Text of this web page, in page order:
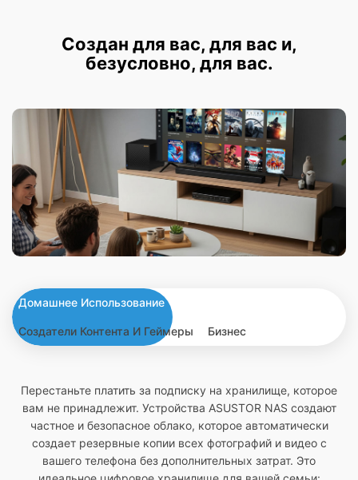
Создан для вас, для вас и,
безусловно, для вас.
Домашнее Использование
Создатели Контента И Геймеры Бизнес
Перестаньте платить за подписку на хранилище, которое
вам не принадлежит. Устройства ASUSTOR NAS создают
частное и безопасное облако, которое автоматически
создает резервные копии всех фотографий и видео с
вашего телефона без дополнительных затрат. Это